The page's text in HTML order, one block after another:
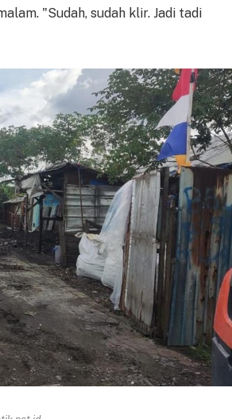
"Sudah, sudah klir. Jadi tadi